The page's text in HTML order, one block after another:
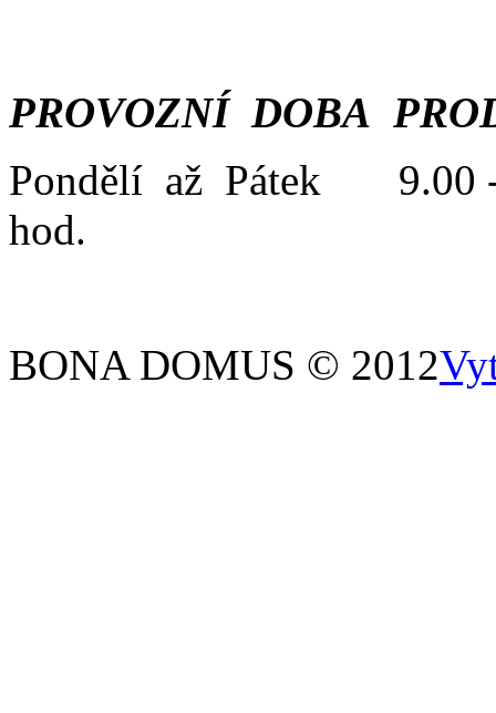
PROVOZNÍ DOBA
Pondělí až Pátek 9.00
hod.
BONA DOMUS © 2012